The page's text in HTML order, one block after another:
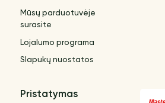
Mūsų parduotuvėje
surasite
Lojalumo programa
Slapukų nuostatos
Pristatymas